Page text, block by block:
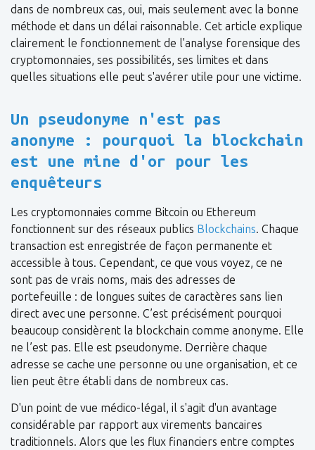
dans de nombreux cas, oui, mais seulement avec la bonne
méthode et dans un délai raisonnable. Cet article explique
clairement le fonctionnement de l'analyse forensique des
cryptomonnaies, ses possibilités, ses limites et dans
quelles situations elle peut s'avérer utile pour une victime.
Un pseudonyme n'est pas
anonyme : pourquoi la blockchain
est une mine d'or pour les
enquêteurs
Les cryptomonnaies comme Bitcoin ou Ethereum
fonctionnent sur des réseaux publics Blockchains. Chaque
transaction est enregistrée de façon permanente et
accessible à tous. Cependant, ce que vous voyez, ce ne
sont pas de vrais noms, mais des adresses de
portefeuille : de longues suites de caractères sans lien
direct avec une personne. C’est précisément pourquoi
beaucoup considèrent la blockchain comme anonyme. Elle
ne l’est pas. Elle est pseudonyme. Derrière chaque
adresse se cache une personne ou une organisation, et ce
lien peut être établi dans de nombreux cas.
D'un point de vue médico-légal, il s'agit d'un avantage
considérable par rapport aux virements bancaires
traditionnels. Alors que les flux financiers entre comptes